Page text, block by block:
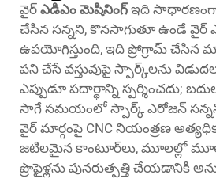
వైర్ ఎడిఎం మెషినింగ్ఇది
చేసిన సన్నని, కొనసాగుతూ ఉండే వైర్
ఉపయోగిస్తుంది, ఇది ప్రోగ్రామ్ చేసిన
పని చేసే వస్తువుపై స్పార్క్‌లను
ఎప్పుడూ పదార్థాన్ని స్పర్శించదు;
సాగే సమయంలో స్పార్క్ ఎరోజన్ సన్నని
వైర్ మార్గంపై CNC నియంత్రణ
జటిలమైన కాంటూర్‌లు, మూలల్లో
ప్రొఫైళ్లను పునరుత్పత్తి చేయడానికి